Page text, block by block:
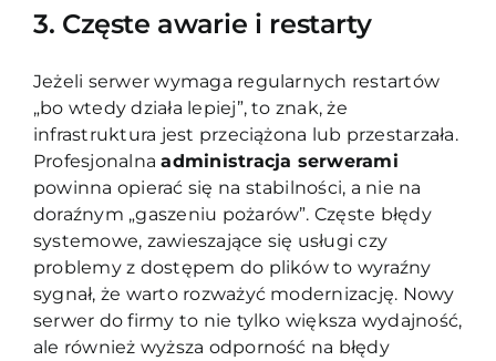
3. Częste awarie i restarty
Jeżeli serwer wymaga regularnych restartów
„bo wtedy działa lepiej”, to znak, że
infrastruktura jest przeciążona lub przestarzała.
Profesjonalnaadministracja serwerami
powinna opierać się na stabilności, a nie na
doraźnym „gaszeniu pożarów”. Częste błędy
systemowe, zawieszające się usługi czy
problemy z dostępem do plików to wyraźny
sygnał, że warto rozważyć modernizację. Nowy
serwer do firmy to nie tylko większa wydajność,
ale również wyższa odporność na błędy